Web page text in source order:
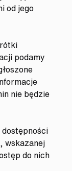
od jego
podamy
nie będzie
wskazanej
do nich